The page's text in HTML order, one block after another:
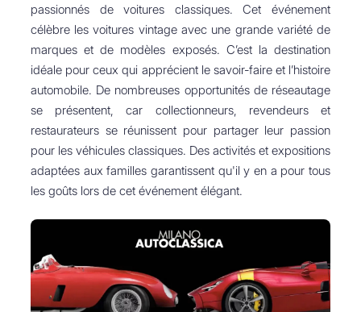
passionnés de voitures classiques. Cet événement
célèbre les voitures vintage avec une grande variété de
marques et de modèles exposés. C’est la destination
idéale pour ceux qui apprécient le savoir-faire et l’histoire
automobile. De nombreuses opportunités de réseautage
se présentent, car collectionneurs, revendeurs et
restaurateurs se réunissent pour partager leur passion
pour les véhicules classiques. Des activités et expositions
adaptées aux familles garantissent qu'il y en a pour tous
les goûts lors de cet événement élégant.